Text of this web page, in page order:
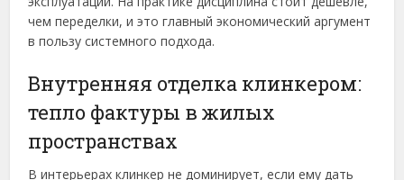
чем переделки, и это главный экономический аргумент
в пользу системного подхода.
Внутренняя отделка клинкером:
тепло фактуры в жилых
пространствах
В интерьерах клинкер не доминирует, если ему дать